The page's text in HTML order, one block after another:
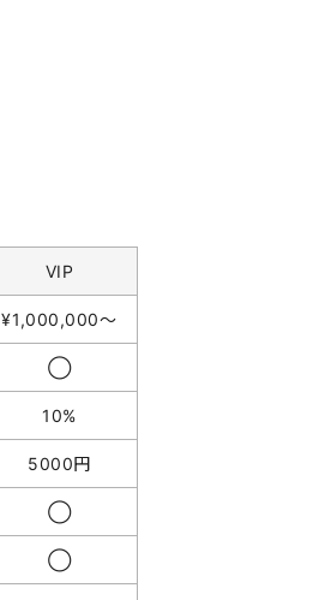
VIP
¥1,000,000〜
◯
10%
5000円
◯
◯